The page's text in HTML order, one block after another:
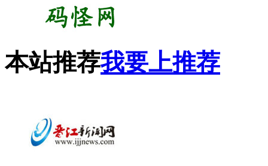
本站推荐我要上推荐